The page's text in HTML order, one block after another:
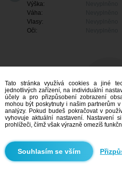
Výška:
Váha:
Vlasy:
Oči:
Mám
Vyhledávání
Tato stránka využívá cookies a jiné
jednotlivých zařízení, na individuální
účely a pro přizpůsobení zobrazení
mohou být poskytnuty i našim partnerům
analýzy. Pokud budeš pokračovat v
vyhovuje aktuální nastavení. Nastavení
prohlížeči, čímž však výrazně omezíš